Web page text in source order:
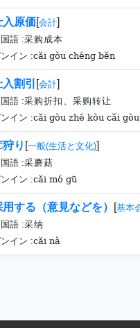
入原価[会計]
語 :采购成本
ンイン :cǎi gòu chéng běn
割引 [会計]
語 :采购折扣、采购转让
ンイン :cǎi gòu zhé kòu cǎi
狩り [一般(生活と文化)]
語 :采蘑菇
ンイン :cǎi mó gū
用する（意見などを） [基本
語 :采纳
ンイン :cǎi nà